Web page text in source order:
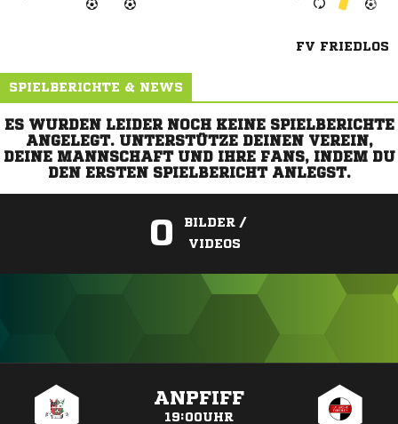
FV FRIEDLOS
SPIELBERICHTE & NEWS
ES WURDEN LEIDER NOCH KEINE SPIELBERICHTE
ANGELEGT. UNTERSTÜTZE DEINEN VEREIN,
DEINE MANNSCHAFT UND IHRE FANS, INDEM DU
DEN ERSTEN SPIELBERICHT ANLEGST.
0
BILDER /
VIDEOS
ANPFIFF
19:00UHR